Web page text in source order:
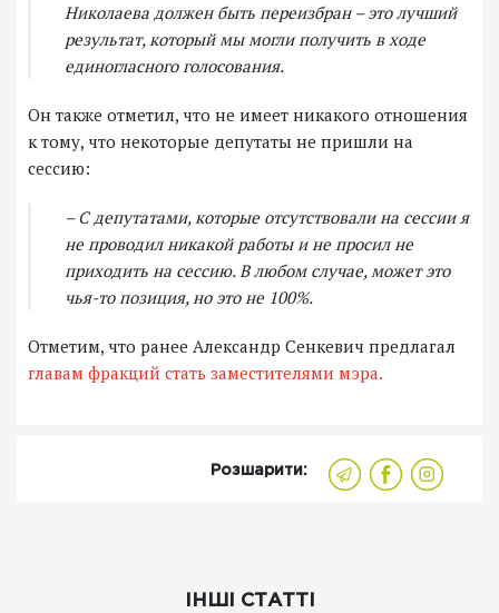
Николаева должен быть переизбран – это лучший
результат, который мы могли получить в ходе
единогласного голосования.
Он также отметил, что не имеет никакого отношения
к тому, что некоторые депутаты не пришли на
сессию:
– С депутатами, которые отсутствовали на сессии я
не проводил никакой работы и не просил не
приходить на сессию. В любом случае, может это
чья-то позиция, но это не 100%.
Отметим, что ранее Александр Сенкевич предлагал
главам фракций стать заместителями мэра.
Розшарити:
ІНШІ СТАТТІ